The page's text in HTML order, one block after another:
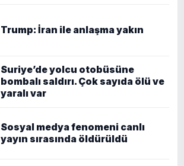
Trump: İran ile anlaşma yakın
Suriye’de yolcu otobüsüne
bombalı saldırı. Çok sayıda ölü ve
yaralı var
Sosyal medya fenomeni canlı
yayın sırasında öldürüldü